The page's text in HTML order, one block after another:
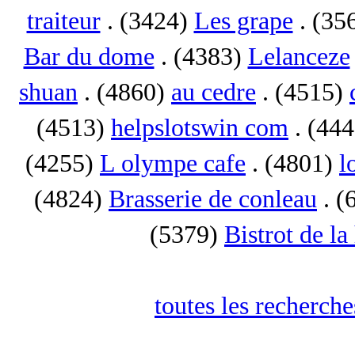
traiteur. (3424) Les grape .
Bar du dome . (4383) Lelanceze
shuan . (4860) au cedre . (4515)
(4513) helpslotswin com .
(4255) L olympe cafe . (4801)
(4824) Brasserie de conleau .
(5379) Bistrot de la
toutes les